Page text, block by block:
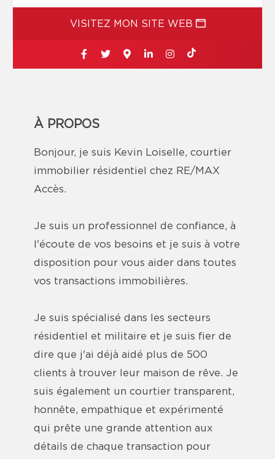
VISITEZ MON SITE WEB
À PROPOS
Bonjour, je suis Kevin Loiselle, courtier
immobilier résidentiel chez RE/MAX
Accès.
Je suis un professionnel de confiance, à
l'écoute de vos besoins et je suis à votre
disposition pour vous aider dans toutes
vos transactions immobilières.
Je suis spécialisé dans les secteurs
résidentiel et militaire et je suis fier de
dire que j'ai déjà aidé plus de 500
clients à trouver leur maison de rêve. Je
suis également un courtier transparent,
honnête, empathique et expérimenté
qui prête une grande attention aux
détails de chaque transaction pour